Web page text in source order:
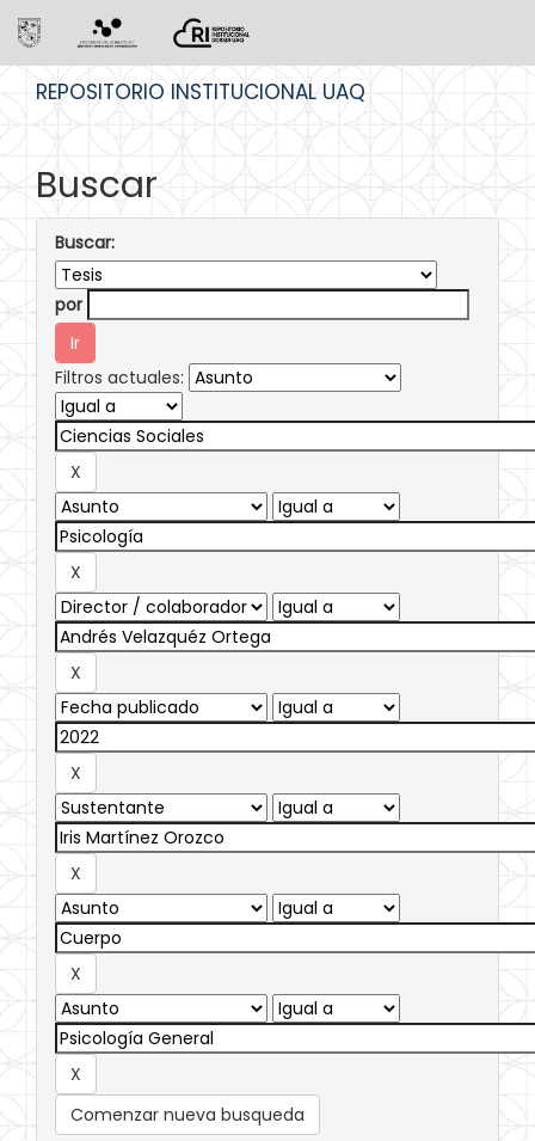
REPOSITORIO INSTITUCIONAL UAQ
Buscar
Buscar:
por
Filtros actuales:
Comenzar nueva busqueda